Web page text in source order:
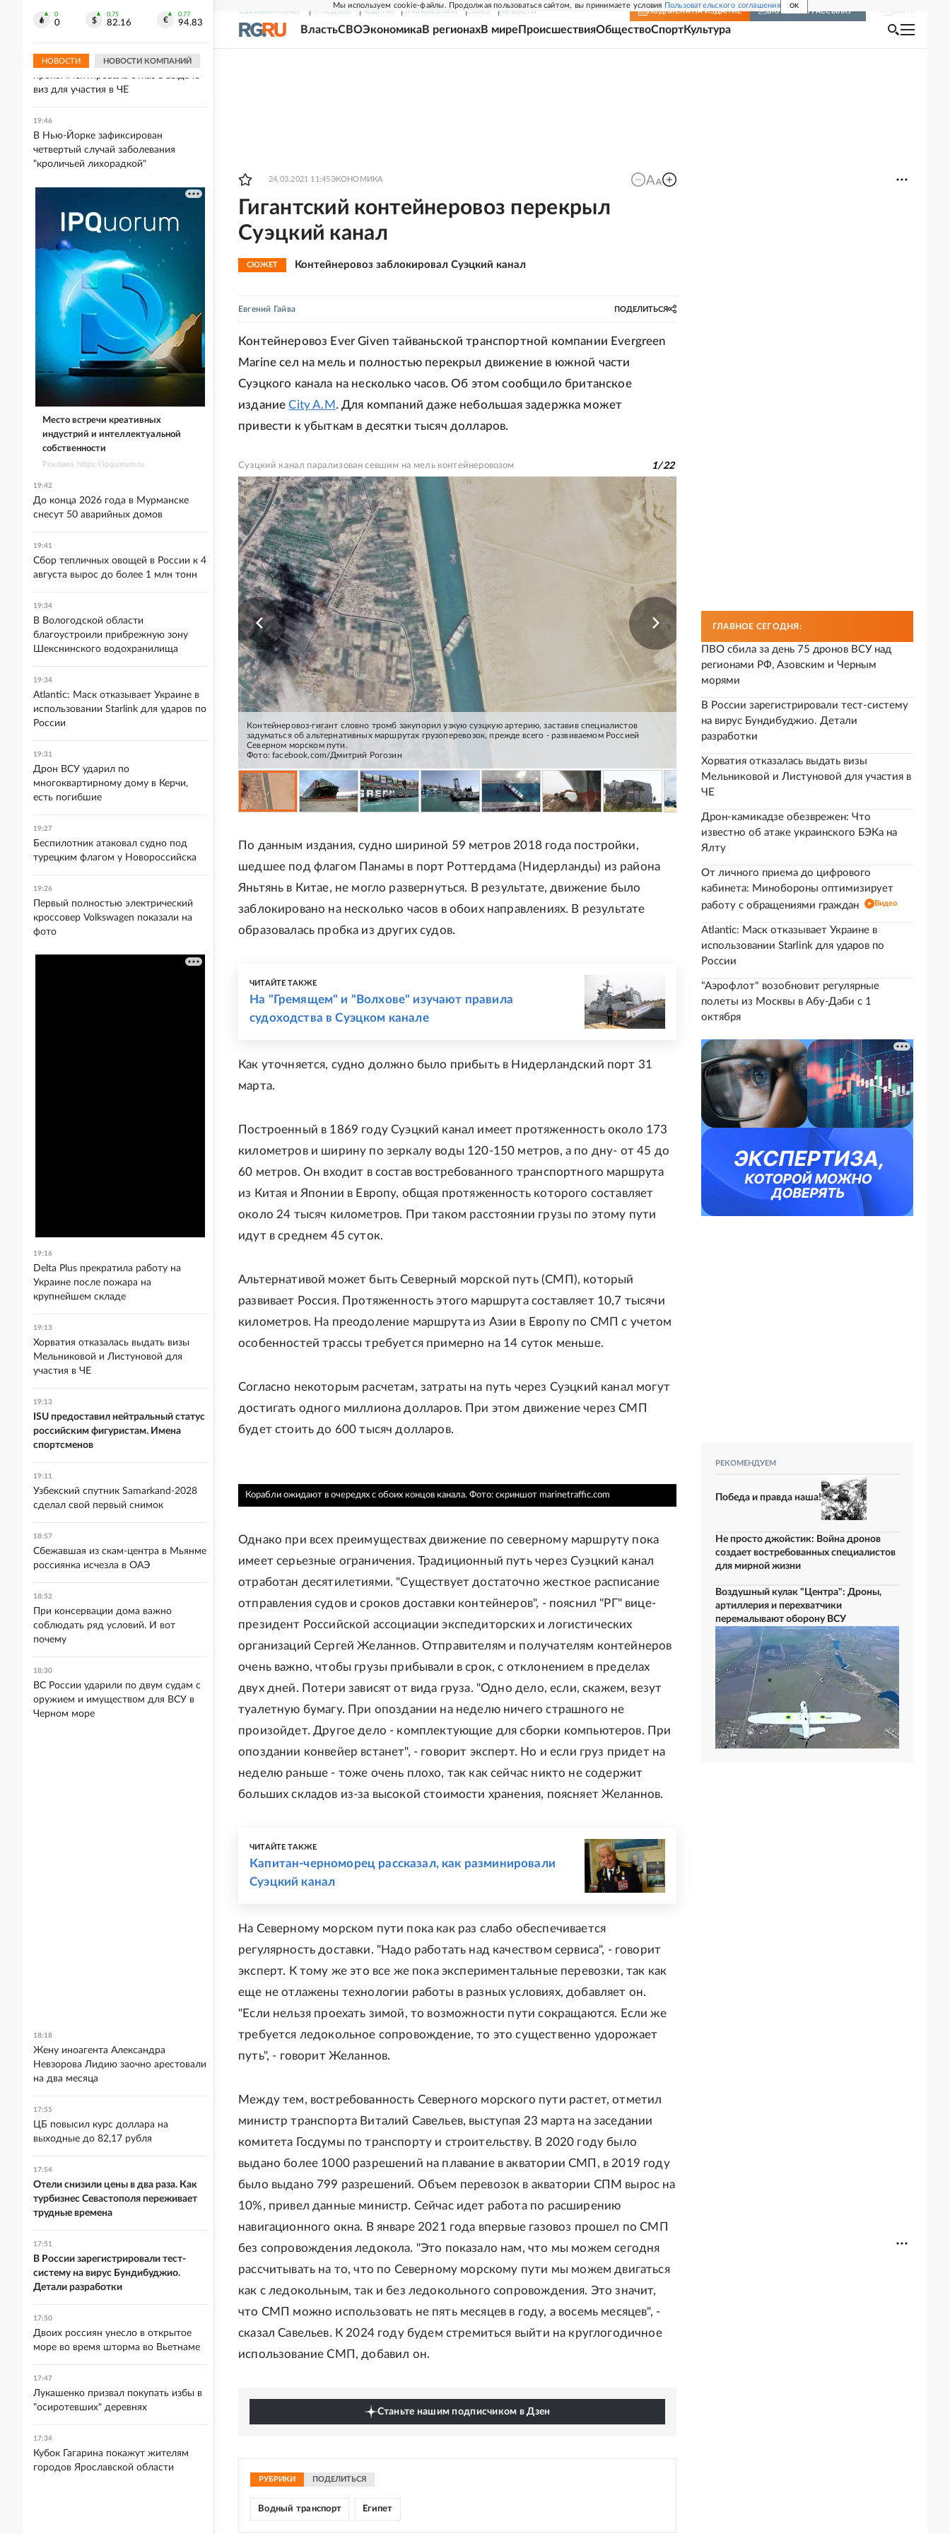
Мы используем cookie-файлы. Продолжая пользоваться сайтом, вы принимаете условия Пользовательского соглашения OK
СВЕЖИЙ НОМЕР РГ-НЕДЕЛЯ РОДИНА ПРИЛОЖЕНИЯ СОЮЗ НОВОСТИ ПОДПИСКА НА ИЗДАНИЕ ВКЛЮЧИТЬ РАССЫЛКУ
ВластьСВОЭкономикаВ регионахВ мире ПроисшествияОбществоСпортКультура
24.03.2021 11:45ЭКОНОМИКА
Гигантский контейнеровоз перекрыл
Суэцкий канал
СЮЖЕТ Контейнеровоз заблокировал Суэцкий канал
Евгений Гайва ПОДЕЛИТЬСЯ
Контейнеровоз Ever Given тайваньской транспортной компании Evergreen
Marine сел на мель и полностью перекрыл движение в южной части
Суэцкого канала на несколько часов. Об этом сообщило британское
изданиеCity A.M . Для компаний даже небольшая задержка может
привести к убыткам в десятки тысяч долларов.
Суэцкий канал парализован севшим на мель контейнеровозом 1/22
Контейнеровоз-гигант словно тромб закупорил узкую суэцкую артерию, заставив специалистов
задуматься об альтернативных маршрутах грузоперевозок, прежде всего - развиваемом Россией
Северном морском пути.
Фото: facebook.com/Дмитрий Рогозин
По данным издания, судно шириной 59 метров 2018 года постройки,
шедшее под флагом Панамы в порт Роттердама (Нидерланды) из района
Яньтянь в Китае, не могло развернуться. В результате, движение было
заблокировано на несколько часов в обоих направлениях. В результате
образовалась пробка из других судов.
ЧИТАЙТЕ ТАКЖЕ
На "Гремящем" и "Волхове" изучают правила
судоходства в Суэцком канале
Как уточняется, судно должно было прибыть в Нидерландский порт 31
марта.
Построенный в 1869 году Суэцкий канал имеет протяженность около 173
километров и ширину по зеркалу воды 120-150 метров, а по дну- от 45 до
60 метров. Он входит в состав востребованного транспортного маршрута
из Китая и Японии в Европу, общая протяженность которого составляет
около 24 тысяч километров. При таком расстоянии грузы по этому пути
идут в среднем 45 суток.
Альтернативой может быть Северный морской путь (СМП), который
развивает Россия. Протяженность этого маршрута составляет 10,7 тысячи
километров. На преодоление маршрута из Азии в Европу по СМП с учетом
особенностей трассы требуется примерно на 14 суток меньше.
Согласно некоторым расчетам, затраты на путь через Суэцкий канал могут
достигать одного миллиона долларов. При этом движение через СМП
будет стоить до 600 тысяч долларов.
Корабли ожидают в очередях с обоих концов канала. Фото: скриншот marinetraffic.com
Однако при всех преимуществах движение по северному маршруту пока
имеет серьезные ограничения. Традиционный путь через Суэцкий канал
отработан десятилетиями. "Существует достаточно жесткое расписание
отправления судов и сроков доставки контейнеров", - пояснил "РГ" вице-
президент Российской ассоциации экспедиторских и логистических
организаций Сергей Желаннов. Отправителям и получателям контейнеров
очень важно, чтобы грузы прибывали в срок, с отклонением в пределах
двух дней. Потери зависят от вида груза. "Одно дело, если, скажем, везут
туалетную бумагу. При опоздании на неделю ничего страшного не
произойдет. Другое дело - комплектующие для сборки компьютеров. При
опоздании конвейер встанет", - говорит эксперт. Но и если груз придет на
неделю раньше - тоже очень плохо, так как сейчас никто не содержит
больших складов из-за высокой стоимости хранения, поясняет Желаннов.
ЧИТАЙТЕ ТАКЖЕ
Капитан-черноморец рассказал, как разминировали
Суэцкий канал
На Северному морском пути пока как раз слабо обеспечивается
регулярность доставки. "Надо работать над качеством сервиса", - говорит
эксперт. К тому же это все же пока экспериментальные перевозки, так как
еще не отлажены технологии работы в разных условиях, добавляет он.
"Если нельзя проехать зимой, то возможности пути сокращаются. Если же
требуется ледокольное сопровождение, то это существенно удорожает
путь", - говорит Желаннов.
Между тем, востребованность Северного морского пути растет, отметил
министр транспорта Виталий Савельев, выступая 23 марта на заседании
комитета Госдумы по транспорту и строительству. В 2020 году было
выдано более 1000 разрешений на плавание в акватории СМП, в 2019 году
было выдано 799 разрешений. Объем перевозок в акватории СПМ вырос на
10%, привел данные министр. Сейчас идет работа по расширению
навигационного окна. В январе 2021 года впервые газовоз прошел по СМП
без сопровождения ледокола. "Это показало нам, что мы можем сегодня
рассчитывать на то, что по Северному морскому пути мы можем двигаться
как с ледокольным, так и без ледокольного сопровождения. Это значит,
что СМП можно использовать не пять месяцев в году, а восемь месяцев", -
сказал Савельев. К 2024 году будем стремиться выйти на круглогодичное
использование СМП, добавил он.
Станьте нашим подписчиком в Дзен
РУБРИКИ ПОДЕЛИТЬСЯ
Водный транспорт Египет
ГЛАВНОЕ СЕГОДНЯ:
ПВО сбила за день 75 дронов ВСУ над
регионами РФ, Азовским и Черным
морями
В России зарегистрировали тест-систему
на вирус Бундибуджио. Детали
разработки
Хорватия отказалась выдать визы
Мельниковой и Листуновой для участия в
ЧЕ
Дрон-камикадзе обезврежен: Что
известно об атаке украинского БЭКа на
Ялту
От личного приема до цифрового
кабинета: Минобороны оптимизирует
работу с обращениями граждан
Видео
Atlantic: Маск отказывает Украине в
использовании Starlink для ударов по
России
"Аэрофлот" возобновит регулярные
полеты из Москвы в Абу-Даби с 1
октября
РЕКОМЕНДУЕМ
Победа и правда наша!
Не просто джойстик: Война дронов
создает востребованных специалистов
для мирной жизни
Воздушный кулак "Центра": Дроны,
артиллерия и перехватчики
перемалывают оборону ВСУ
0
0
0.75
82.16
0.77
94.83
НОВОСТИ НОВОСТИ КОМПАНИЙ
продюсер Уильям Орбит
Гимнастка Мельникова
прокомментировала отказ в выдаче
виз для участия в ЧЕ
19:46
В Нью-Йорке зафиксирован
четвертый случай заболевания
"кроличьей лихорадкой"
Место встречи креативных
индустрий и интеллектуальной
собственности
Реклама. https://ipquorum.ru
19:42
До конца 2026 года в Мурманске
снесут 50 аварийных домов
19:41
Сбор тепличных овощей в России к 4
августа вырос до более 1 млн тонн
19:34
В Вологодской области
благоустроили прибрежную зону
Шекснинского водохранилища
19:34
Atlantic: Маск отказывает Украине в
использовании Starlink для ударов по
России
19:31
Дрон ВСУ ударил по
многоквартирному дому в Керчи,
есть погибшие
19:27
Беспилотник атаковал судно под
турецким флагом у Новороссийска
19:26
Первый полностью электрический
кроссовер Volkswagen показали на
фото
19:16
Delta Plus прекратила работу на
Украине после пожара на
крупнейшем складе
19:13
Хорватия отказалась выдать визы
Мельниковой и Листуновой для
участия в ЧЕ
19:13
ISU предоставил нейтральный статус
российским фигуристам. Имена
спортсменов
19:11
Узбекский спутник Samarkand-2028
сделал свой первый снимок
18:57
Сбежавшая из скам-центра в Мьянме
россиянка исчезла в ОАЭ
18:52
При консервации дома важно
соблюдать ряд условий. И вот
почему
18:30
ВС России ударили по двум судам с
оружием и имуществом для ВСУ в
Черном море
18:18
Жену иноагента Александра
Невзорова Лидию заочно арестовали
на два месяца
17:55
ЦБ повысил курс доллара на
выходные до 82,17 рубля
17:54
Отели снизили цены в два раза. Как
турбизнес Севастополя переживает
трудные времена
17:51
В России зарегистрировали тест-
систему на вирус Бундибуджио.
Детали разработки
17:50
Двоих россиян унесло в открытое
море во время шторма во Вьетнаме
17:47
Лукашенко призвал покупать избы в
"осиротевших" деревнях
17:34
Кубок Гагарина покажут жителям
городов Ярославской области